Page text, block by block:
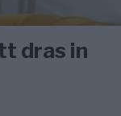
dras in